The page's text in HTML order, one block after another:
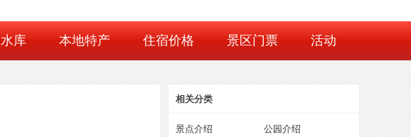
水库 本地特产 住宿价格 景区门票 活动
相关分类
景点介绍
公园介绍